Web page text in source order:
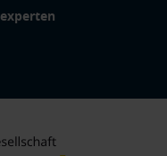
Sie das Tango-Fieber
Stadt gilt als Wiege
kulturelle Erbe.